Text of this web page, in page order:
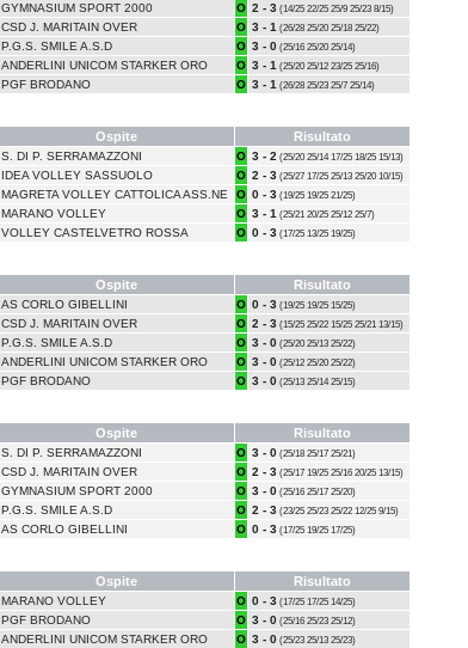
GYMNASIUM SPORT 2000 O 2 - 3 (14/25 22/25 25/9 25/23 8/15)
CSD J. MARITAIN OVER O 3 - 1 (26/28 25/20 25/18 25/22)
P.G.S. SMILE A.S.D O 3 - 0 (25/16 25/20 25/14)
ANDERLINI UNICOM STARKER ORO O 3 - 1 (25/20 25/12 23/25 25/16)
PGF BRODANO O 3 - 1 (26/28 25/23 25/7 25/14)
Ospite Risultato
S. DI P. SERRAMAZZONI O 3 - 2 (25/20 25/14 17/25 18/25 15/13)
IDEA VOLLEY SASSUOLO O 2 - 3 (25/27 17/25 25/13 25/20 10/15)
MAGRETA VOLLEY CATTOLICA ASS.NE O 0 - 3 (19/25 19/25 21/25)
MARANO VOLLEY O 3 - 1 (25/21 20/25 25/12 25/7)
VOLLEY CASTELVETRO ROSSA O 0 - 3 (17/25 13/25 19/25)
Ospite Risultato
AS CORLO GIBELLINI O 0 - 3 (19/25 19/25 15/25)
CSD J. MARITAIN OVER O 2 - 3 (15/25 25/22 15/25 25/21 13/15)
P.G.S. SMILE A.S.D O 3 - 0 (25/20 25/13 25/22)
ANDERLINI UNICOM STARKER ORO O 3 - 0 (25/12 25/20 25/22)
PGF BRODANO O 3 - 0 (25/13 25/14 25/15)
Ospite Risultato
S. DI P. SERRAMAZZONI O 3 - 0 (25/18 25/17 25/21)
CSD J. MARITAIN OVER O 2 - 3 (25/17 19/25 25/16 20/25 13/15)
GYMNASIUM SPORT 2000 O 3 - 0 (25/16 25/17 25/20)
P.G.S. SMILE A.S.D O 2 - 3 (23/25 25/23 25/22 12/25 9/15)
AS CORLO GIBELLINI O 0 - 3 (17/25 19/25 17/25)
Ospite Risultato
MARANO VOLLEY O 0 - 3 (17/25 17/25 14/25)
PGF BRODANO O 3 - 0 (25/16 25/23 25/12)
ANDERLINI UNICOM STARKER ORO O 3 - 0 (25/23 25/13 25/23)